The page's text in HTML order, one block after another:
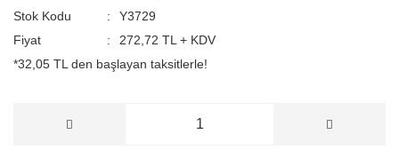
Stok Kodu
Y3729
Fiyat
272,72 TL + KDV
*32,05 TL den başlayan taksitlerle!